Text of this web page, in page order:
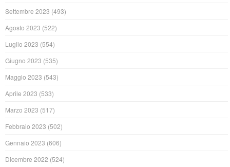
Settembre 2023 (493)
Agosto 2023 (522)
Luglio 2023 (554)
Giugno 2023 (535)
Maggio 2023 (543)
Aprile 2023 (533)
Marzo 2023 (517)
Febbraio 2023 (502)
Gennaio 2023 (606)
Dicembre 2022 (524)